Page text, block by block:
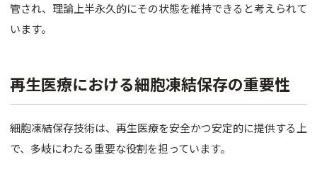
バスト
脂肪吸引
管され、理論上半永久的にその状態を維持できると考えられて
います。
再生医療における細胞凍結保存の重要性
細胞凍結保存技術は、再生医療を安全かつ安定的に提供する上
で、多岐にわたる重要な役割を担っています。